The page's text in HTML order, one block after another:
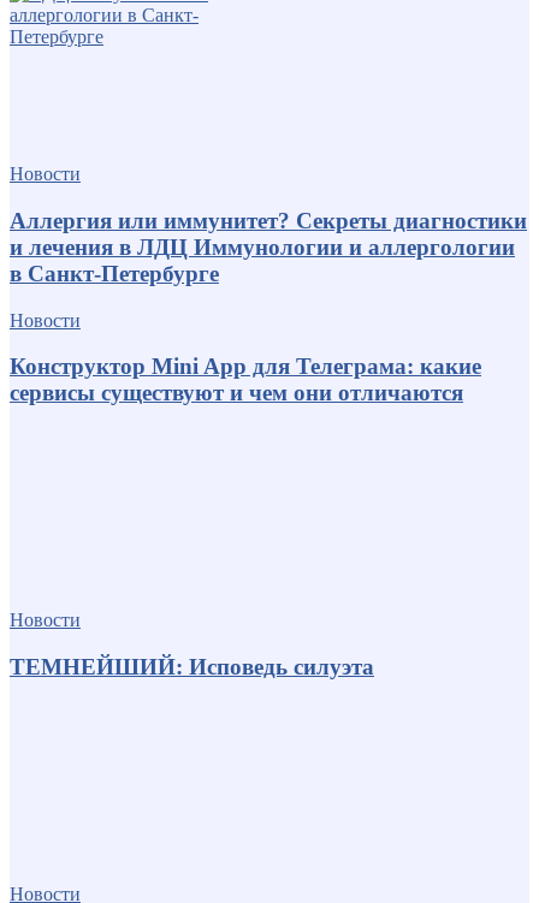
Новости
Аллергия или иммунитет? Секреты диагностики
и лечения в ЛДЦ Иммунологии и аллергологии
в Санкт-Петербурге
Новости
Конструктор Mini App для Телеграма: какие
сервисы существуют и чем они отличаются
Новости
ТЕМНЕЙШИЙ: Исповедь силуэта
Новости